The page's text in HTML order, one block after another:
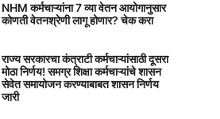
NHM कर्मचाऱ्यांना 7 व्या वेतन आयोगानुसार
कोणती वेतनश्रेणी लागू होणार? चेक करा
राज्य सरकारचा कंत्राटी कर्मचाऱ्यांसाठी दूसरा
मोठा निर्णय! समग्र शिक्षा कर्मचाऱ्यांचे शासन
सेवेत समायोजन करण्याबाबत शासन निर्णय
जारी